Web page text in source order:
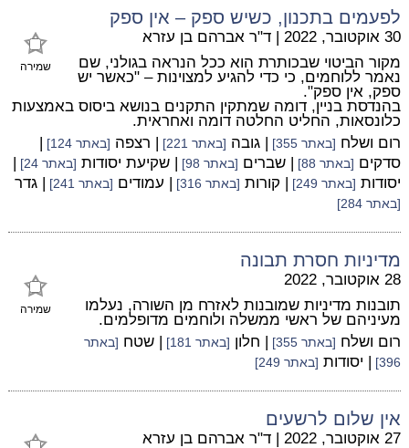
לפעמים בתכנון, כשיש ספק – אין ספק
שמירה
30 אוקטובר, 2022 | ד"ר אברהם בן עזרא
מקור הביטוי שבכותרת הוא ככל הנראה בגולני, שם
נאמר ללוחמים, כי כדי להגיע למצוינות – "כאשר יש
ספק, אין ספק".
בהנדסת בניין, דומה שמתקין התקנים בנושא ביסוס באמצעות
כלונסאות, החליט החלטה דומה ואחראית.
רום ושלח [באתר 355] | גובה [באתר 221] | רצפה [באתר 124]
|
סדקים [באתר 88] | שברים [באתר 98] | שקיעת יסודות [באתר 24]
|
יסודות [באתר 249] | קורות [באתר 316] | עמודים [באתר 241] | גדר
[באתר 284]
מדיניות חסרת תבונה
שמירה
28 אוקטובר, 2022
תובנות מדיניות שמובנות לאזרח מן השורה, נעלמו
מעיניהם של ראשי ממשלה ולוחמים מדופלמים.
רום ושלח [באתר 355] | חלון [באתר 181] | שטח [באתר
396]
| יסודות [באתר 249]
אין שלום לרשעים
27 אוקטובר, 2022 | ד"ר אברהם בן עזרא